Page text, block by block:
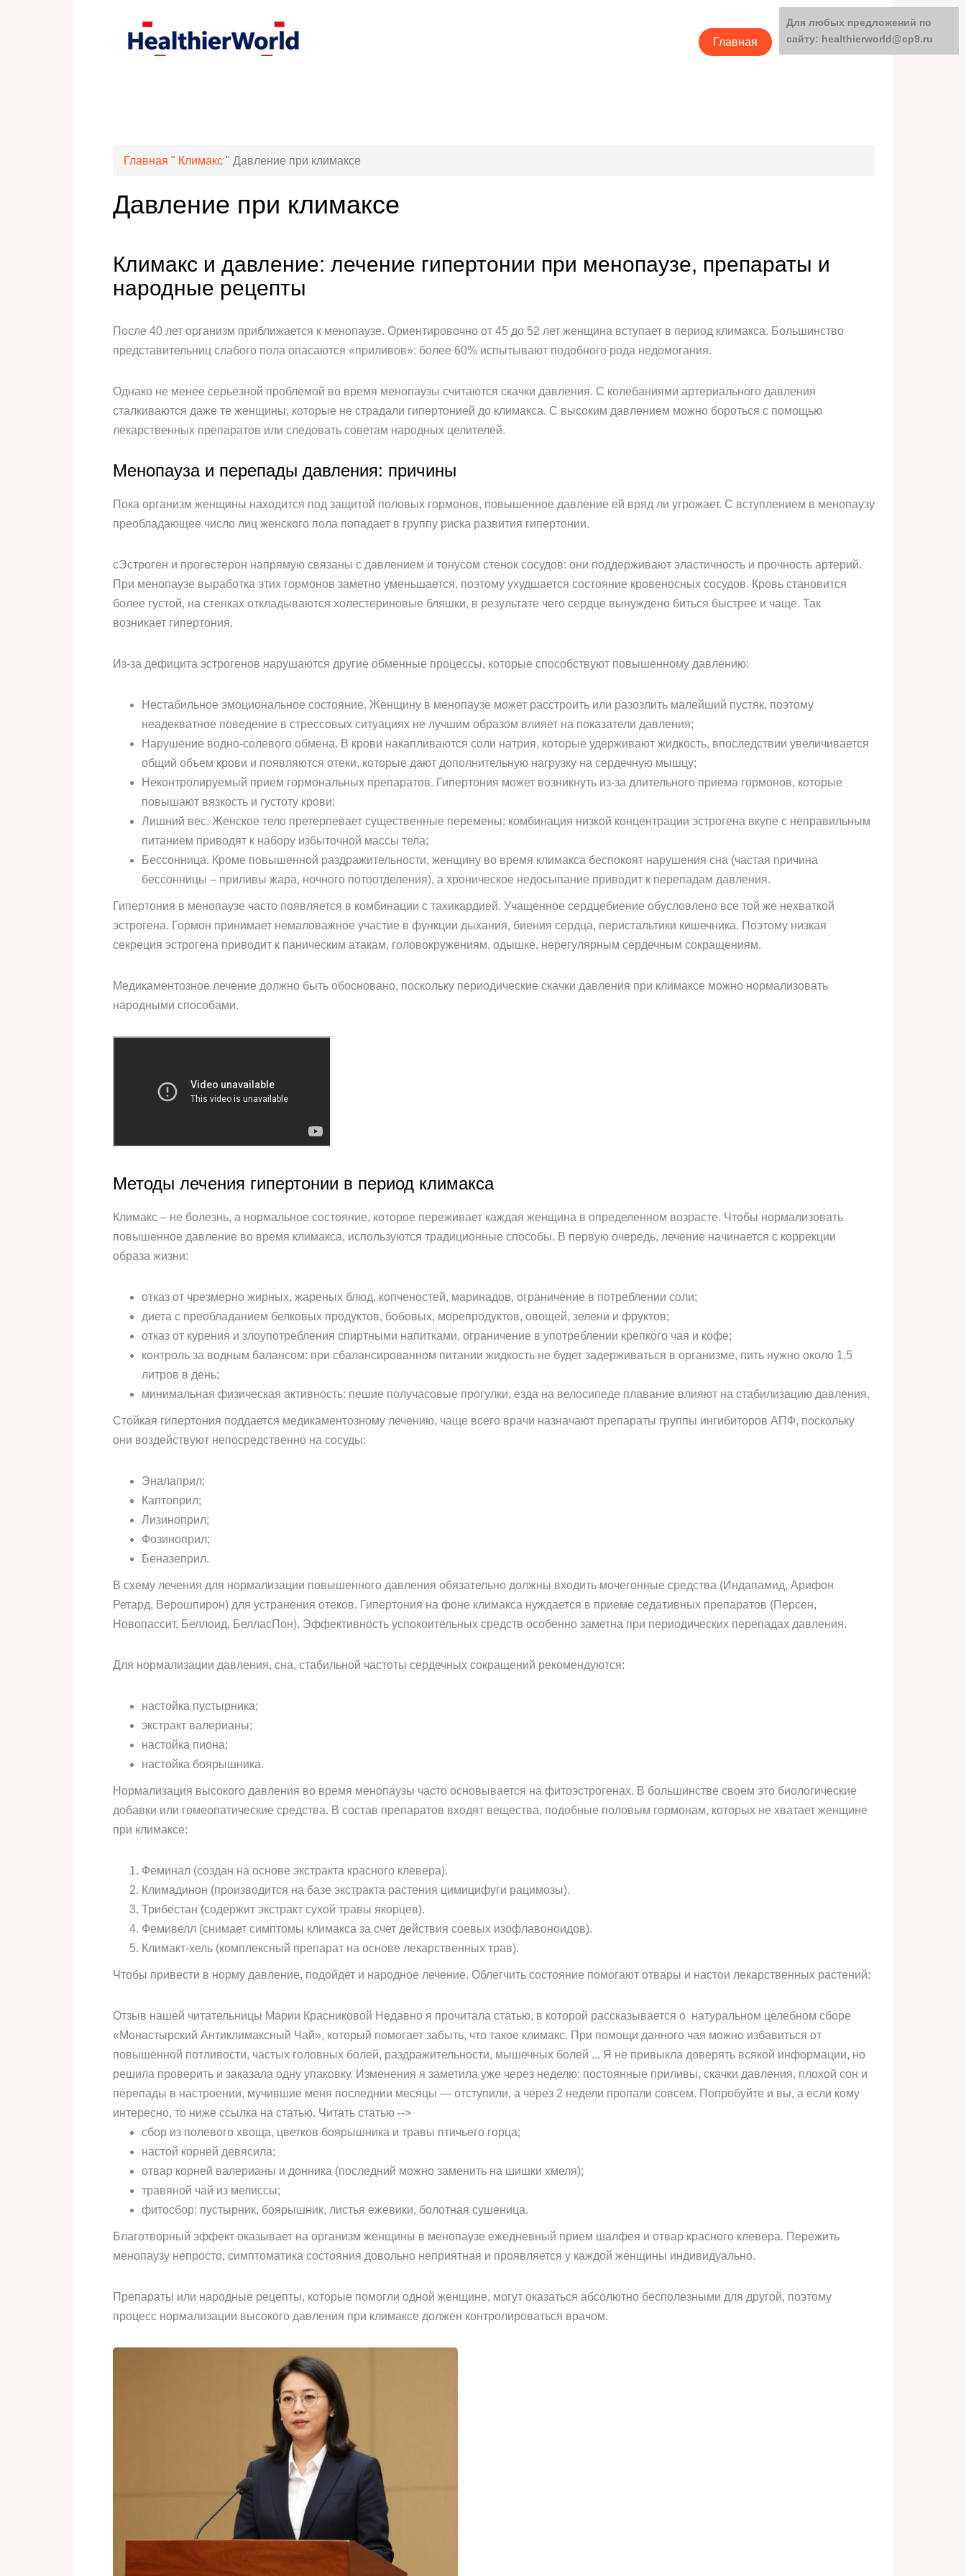
Главная Категории
Главная " Климакс " Давление при климаксе
Давление при климаксе
Климакс и давление: лечение гипертонии при менопаузе, препараты и
народные рецепты
После 40 лет организм приближается к менопаузе. Ориентировочно от 45 до 52 лет женщина вступает в период климакса. Большинство
представительниц слабого пола опасаются «приливов»: более 60% испытывают подобного рода недомогания.
Однако не менее серьезной проблемой во время менопаузы считаются скачки давления. С колебаниями артериального давления
сталкиваются даже те женщины, которые не страдали гипертонией до климакса. С высоким давлением можно бороться с помощью
лекарственных препаратов или следовать советам народных целителей.
Менопауза и перепады давления: причины
Пока организм женщины находится под защитой половых гормонов, повышенное давление ей вряд ли угрожает. С вступлением в менопаузу
преобладающее число лиц женского пола попадает в группу риска развития гипертонии.
сЭстроген и прогестерон напрямую связаны с давлением и тонусом стенок сосудов: они поддерживают эластичность и прочность артерий.
При менопаузе выработка этих гормонов заметно уменьшается, поэтому ухудшается состояние кровеносных сосудов. Кровь становится
более густой, на стенках откладываются холестериновые бляшки, в результате чего сердце вынуждено биться быстрее и чаще. Так
возникает гипертония.
Из-за дефицита эстрогенов нарушаются другие обменные процессы, которые способствуют повышенному давлению:
Нестабильное эмоциональное состояние. Женщину в менопаузе может расстроить или разозлить малейший пустяк, поэтому
неадекватное поведение в стрессовых ситуациях не лучшим образом влияет на показатели давления;
Нарушение водно-солевого обмена. В крови накапливаются соли натрия, которые удерживают жидкость, впоследствии увеличивается
общий объем крови и появляются отеки, которые дают дополнительную нагрузку на сердечную мышцу;
Неконтролируемый прием гормональных препаратов. Гипертония может возникнуть из-за длительного приема гормонов, которые
повышают вязкость и густоту крови;
Лишний вес. Женское тело претерпевает существенные перемены: комбинация низкой концентрации эстрогена вкупе с неправильным
питанием приводят к набору избыточной массы тела;
Бессонница. Кроме повышенной раздражительности, женщину во время климакса беспокоят нарушения сна (частая причина
бессонницы – приливы жара, ночного потоотделения), а хроническое недосыпание приводит к перепадам давления.
Гипертония в менопаузе часто появляется в комбинации с тахикардией. Учащенное сердцебиение обусловлено все той же нехваткой
эстрогена. Гормон принимает немаловажное участие в функции дыхания, биения сердца, перистальтики кишечника. Поэтому низкая
секреция эстрогена приводит к паническим атакам, головокружениям, одышке, нерегулярным сердечным сокращениям.
Медикаментозное лечение должно быть обосновано, поскольку периодические скачки давления при климаксе можно нормализовать
народными способами.
Методы лечения гипертонии в период климакса
Климакс – не болезнь, а нормальное состояние, которое переживает каждая женщина в определенном возрасте. Чтобы нормализовать
повышенное давление во время климакса, используются традиционные способы. В первую очередь, лечение начинается с коррекции
образа жизни:
отказ от чрезмерно жирных, жареных блюд, копченостей, маринадов, ограничение в потреблении соли;
диета с преобладанием белковых продуктов, бобовых, морепродуктов, овощей, зелени и фруктов;
отказ от курения и злоупотребления спиртными напитками, ограничение в употреблении крепкого чая и кофе;
контроль за водным балансом: при сбалансированном питании жидкость не будет задерживаться в организме, пить нужно около 1,5
литров в день;
минимальная физическая активность: пешие получасовые прогулки, езда на велосипеде плавание влияют на стабилизацию давления.
Стойкая гипертония поддается медикаментозному лечению, чаще всего врачи назначают препараты группы ингибиторов АПФ, поскольку
они воздействуют непосредственно на сосуды:
Эналаприл;
Каптоприл;
Лизиноприл;
Фозиноприл;
Беназеприл.
В схему лечения для нормализации повышенного давления обязательно должны входить мочегонные средства (Индапамид, Арифон
Ретард, Верошпирон) для устранения отеков. Гипертония на фоне климакса нуждается в приеме седативных препаратов (Персен,
Новопассит, Беллоид, БелласПон). Эффективность успокоительных средств особенно заметна при периодических перепадах давления.
Для нормализации давления, сна, стабильной частоты сердечных сокращений рекомендуются:
настойка пустырника;
экстракт валерианы;
настойка пиона;
настойка боярышника.
Нормализация высокого давления во время менопаузы часто основывается на фитоэстрогенах. В большинстве своем это биологические
добавки или гомеопатические средства. В состав препаратов входят вещества, подобные половым гормонам, которых не хватает женщине
при климаксе:
Феминал (создан на основе экстракта красного клевера).
Климадинон (производится на базе экстракта растения цимицифуги рацимозы).
Трибестан (содержит экстракт сухой травы якорцев).
Фемивелл (снимает симптомы климакса за счет действия соевых изофлавоноидов).
Климакт-хель (комплексный препарат на основе лекарственных трав).
Чтобы привести в норму давление, подойдет и народное лечение. Облегчить состояние помогают отвары и настои лекарственных растений:
Отзыв нашей читательницы Марии Красниковой Недавно я прочитала статью, в которой рассказывается о натуральном целебном сборе
«Монастырский Антиклимаксный Чай», который помогает забыть, что такое климакс. При помощи данного чая можно избавиться от
повышенной потливости, частых головных болей, раздражительности, мышечных болей ... Я не привыкла доверять всякой информации, но
решила проверить и заказала одну упаковку. Изменения я заметила уже через неделю: постоянные приливы, скачки давления, плохой сон и
перепады в настроении, мучившие меня последнии месяцы — отступили, а через 2 недели пропали совсем. Попробуйте и вы, а если кому
интересно, то ниже ссылка на статью. Читать статью -->
сбор из полевого хвоща, цветков боярышника и травы птичьего горца;
настой корней девясила;
отвар корней валерианы и донника (последний можно заменить на шишки хмеля);
травяной чай из мелиссы;
фитосбор: пустырник, боярышник, листья ежевики, болотная сушеница.
Благотворный эффект оказывает на организм женщины в менопаузе ежедневный прием шалфея и отвар красного клевера. Пережить
менопаузу непросто, симптоматика состояния довольно неприятная и проявляется у каждой женщины индивидуально.
Препараты или народные рецепты, которые помогли одной женщине, могут оказаться абсолютно бесполезными для другой, поэтому
процесс нормализации высокого давления при климаксе должен контролироваться врачом.
Для любых предложений по
сайту: healthierworld@cp9.ru